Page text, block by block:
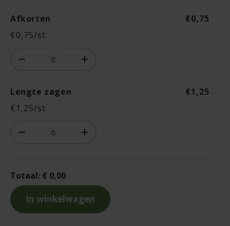
Afkorten
€0,75/st
€0,75
- +
Lengte zagen
€1,25/st
€1,25
- +
Totaal: € 0,00
In winkelwagen